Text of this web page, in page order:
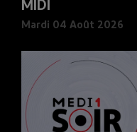
MIDI
Mardi 04 Août 2026